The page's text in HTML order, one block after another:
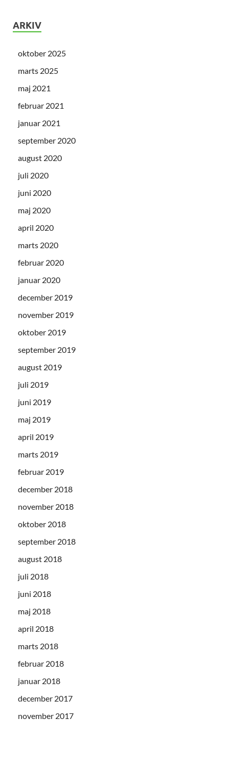
ARKIV
oktober 2025
marts 2025
maj 2021
februar 2021
januar 2021
september 2020
august 2020
juli 2020
juni 2020
maj 2020
april 2020
marts 2020
februar 2020
januar 2020
december 2019
november 2019
oktober 2019
september 2019
august 2019
juli 2019
juni 2019
maj 2019
april 2019
marts 2019
februar 2019
december 2018
november 2018
oktober 2018
september 2018
august 2018
juli 2018
juni 2018
maj 2018
april 2018
marts 2018
februar 2018
januar 2018
december 2017
november 2017